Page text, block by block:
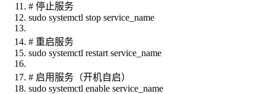
# 停止服务
sudo systemctl stop service_name
# 重启服务
sudo systemctl restart service_name
# 启用服务（开机自启）
sudo systemctl enable service_name